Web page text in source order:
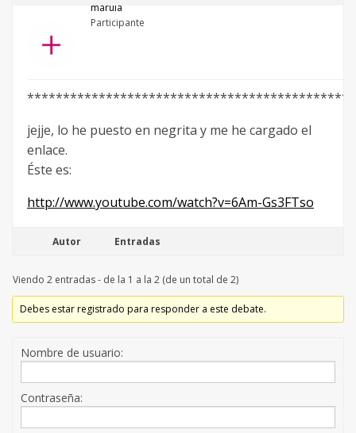
marula
Participante
jejje, lo he puesto en negrita y me he cargado el
enlace.
Éste es:
http://www.youtube.com/watch?v=6Am-Gs3FTso
Autor Entradas
Viendo 2 entradas - de la 1 a la 2 (de un total de 2)
Debes estar registrado para responder a este debate.
Nombre de usuario:
Contraseña: